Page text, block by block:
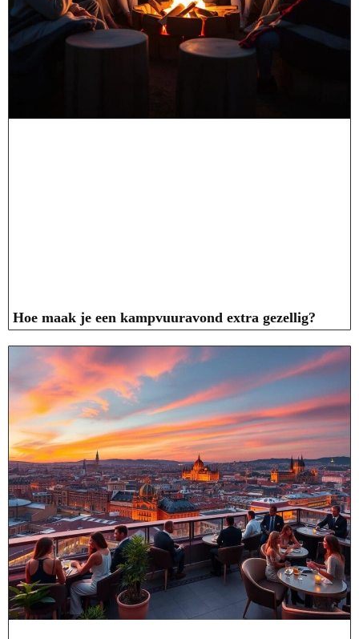
Hoe maak je een kampvuuravond extra gezellig?